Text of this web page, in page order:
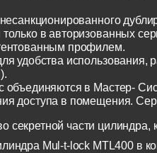
в авторизованных
профилем.
удобства
в Мастер-
доступа в помещения.
части цилиндра,
Mul-t-lock MTL400 в